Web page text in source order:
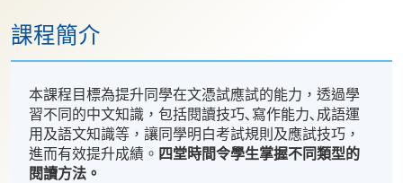
課程簡介
本課程目標為提升同學在文憑試應試的能力，透過學
習不同的中文知識，包括閱讀技巧､寫作能力､成語運
用及語文知識等，讓同學明白考試規則及應試技巧，
進而有效提升成績。 四堂時間令學生掌握不同類型的
閱讀方法。